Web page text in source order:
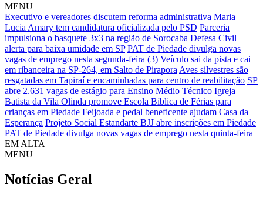
MENU
Executivo e vereadores discutem reforma administrativa Maria
Lucia Amary tem candidatura oficializada pelo PSD Parceria
impulsiona o basquete 3x3 na região de Sorocaba Defesa Civil
alerta para baixa umidade em SP PAT de Piedade divulga novas
vagas de emprego nesta segunda-feira (3) Veículo sai da pista e cai
em ribanceira na SP-264, em Salto de Pirapora Aves silvestres são
resgatadas em Tapiraí e encaminhadas para centro de reabilitação SP
abre 2.631 vagas de estágio para Ensino Médio Técnico Igreja
Batista da Vila Olinda promove Escola Bíblica de Férias para
crianças em Piedade Feijoada e pedal beneficente ajudam Casa da
Esperança Projeto Social Estandarte BJJ abre inscrições em Piedade
PAT de Piedade divulga novas vagas de emprego nesta quinta-feira
EM ALTA
MENU
Notícias Geral